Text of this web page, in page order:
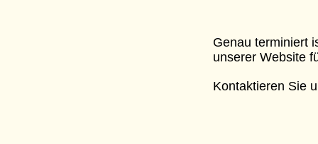
Genau terminiert
unserer Website
Kontaktieren Sie